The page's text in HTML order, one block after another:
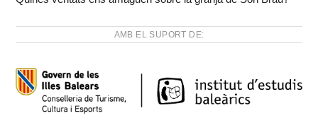
AMB EL SUPORT DE: